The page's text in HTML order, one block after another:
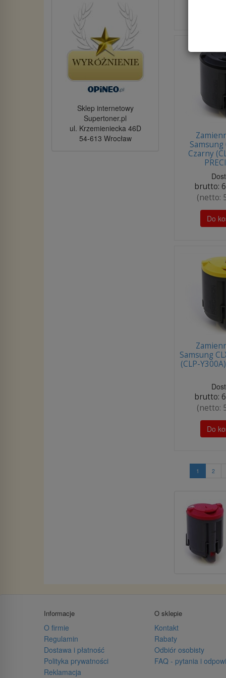
Samsung
Czarny
brutto:
(netto:
Do
Samsung
(CLP-
brutto:
(netto:
Do
1 2
Sklep internetowy
Supertoner.pl
ul. Krzemieniecka 46D
54-613 Wrocław
Informacje
O firmie
Regulamin
Dostawa i płatność
Polityka prywatności
Reklamacja
O sklepie
Kontakt
Rabaty
Odbiór osobisty
FAQ - pytania i